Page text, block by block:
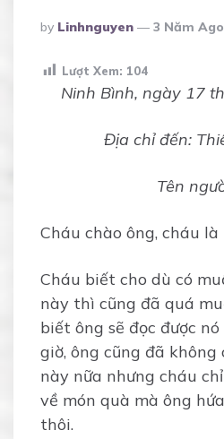
Posted
By
By Linhnguyen 3 Năm Ago
Lượt Xem: 104
Ninh Bình, ngày 17
Địa chỉ đến:
Tên
Cháu chào ông, cháu là
Cháu biết cho dù có
này thì cũng đã quá
biết ông sẽ đọc được
giờ, ông cũng đã không
này nữa nhưng cháu
về món quà mà ông
thôi.